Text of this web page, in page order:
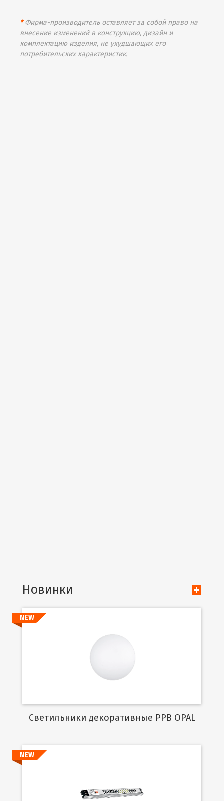
*Фирма-производитель оставляет за собой право на
внесение изменений в конструкцию, дизайн и
комплектацию изделия, не ухудшающих его
потребительских характеристик.
Новинки
NEW
Cветильники декоративные PPB OPAL
Подробнее
NEW